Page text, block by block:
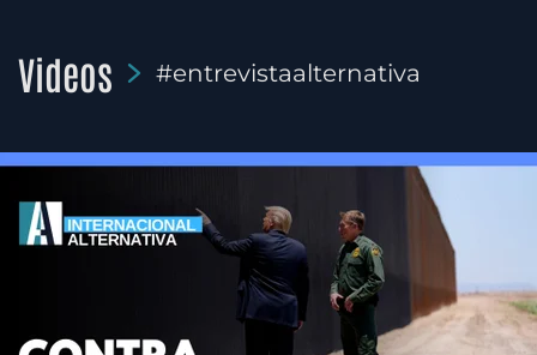
Videos #entrevistaalternativa